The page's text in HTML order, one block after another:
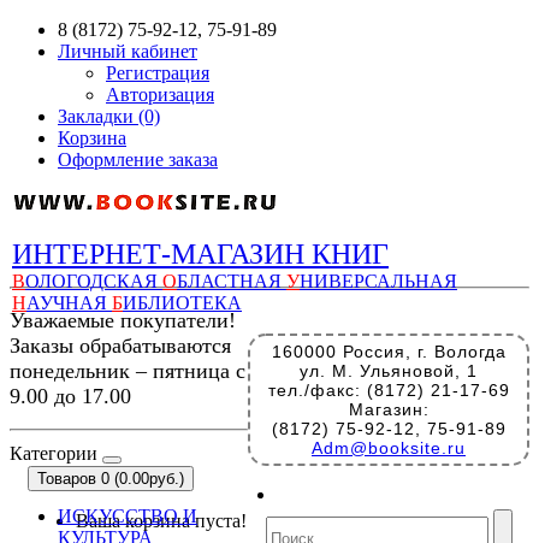
8 (8172) 75-92-12, 75-91-89
Личный кабинет
Регистрация
Авторизация
Закладки (0)
Корзина
Оформление заказа
ИНТЕРНЕТ-МАГАЗИН КНИГ
ВОЛОГОДСКАЯ ОБЛАСТНАЯ УНИВЕРСАЛЬНАЯ
НАУЧНАЯ БИБЛИОТЕКА
160000 Россия, г. Вологда
ул. М. Ульяновой, 1
тел./факс: (8172) 21-17-69
Магазин:
(8172) 75-92-12, 75-91-89
Adm@booksite.ru
Уважаемые покупатели!
Заказы обрабатываются
понедельник – пятница с
9.00 до 17.00
Категории
Товаров 0 (0.00руб.)
Ваша корзина пуста!
ИСКУССТВО И
КУЛЬТУРА